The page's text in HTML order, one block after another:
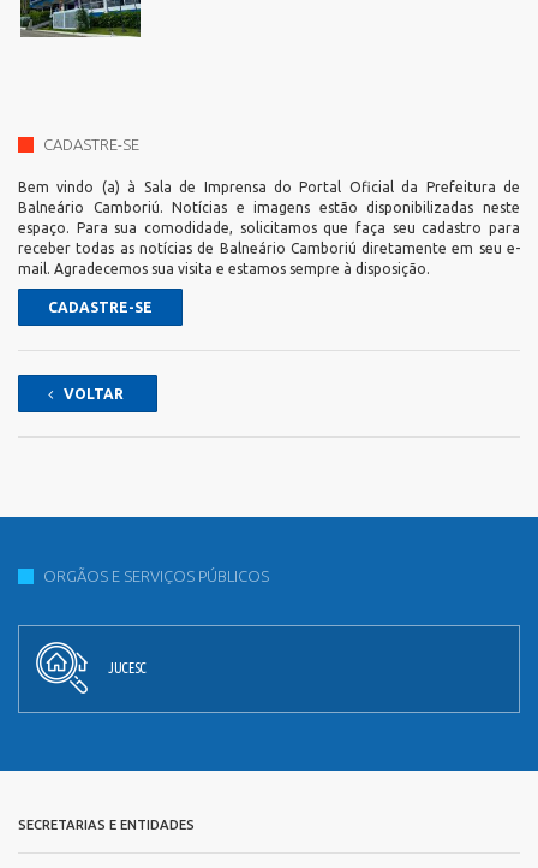
CADASTRE-SE
Bem vindo (a) à Sala de Imprensa do Portal Oficial da Prefeitura de
Balneário Camboriú. Notícias e imagens estão disponibilizadas neste
espaço. Para sua comodidade, solicitamos que faça seu cadastro para
receber todas as notícias de Balneário Camboriú diretamente em seu e-
mail. Agradecemos sua visita e estamos sempre à disposição.
CADASTRE-SE
VOLTAR
ORGÃOS E SERVIÇOS PÚBLICOS
JUCESC
SECRETARIAS E ENTIDADES